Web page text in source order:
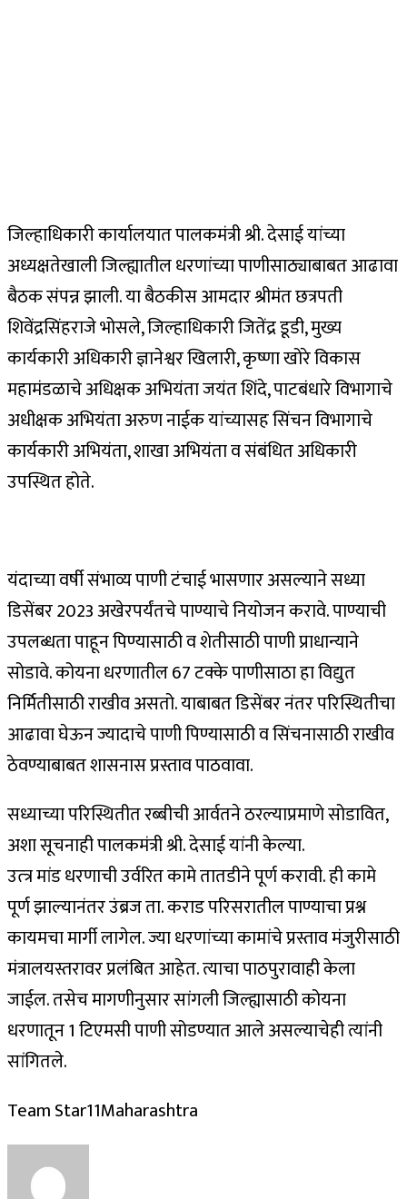
जिल्हाधिकारी कार्यालयात पालकमंत्री श्री. देसाई यांच्या
अध्यक्षतेखाली जिल्ह्यातील धरणांच्या पाणीसाठ्याबाबत आढावा
बैठक संपन्न झाली. या बैठकीस आमदार श्रीमंत छत्रपती
शिवेंद्रसिंहराजे भोसले, जिल्हाधिकारी जितेंद्र डूडी, मुख्य
कार्यकारी अधिकारी ज्ञानेश्वर खिलारी, कृष्णा खोरे विकास
महामंडळाचे अधिक्षक अभियंता जयंत शिंदे, पाटबंधारे विभागाचे
अधीक्षक अभियंता अरुण नाईक यांच्यासह सिंचन विभागाचे
कार्यकारी अभियंता, शाखा अभियंता व संबंधित अधिकारी
उपस्थित होते.
यंदाच्या वर्षी संभाव्य पाणी टंचाई भासणार असल्याने सध्या
डिसेंबर 2023 अखेरपर्यंतचे पाण्याचे नियोजन करावे. पाण्याची
उपलब्धता पाहून पिण्यासाठी व शेतीसाठी पाणी प्राधान्याने
सोडावे. कोयना धरणातील 67 टक्के पाणीसाठा हा विद्युत
निर्मितीसाठी राखीव असतो. याबाबत डिसेंबर नंतर परिस्थितीचा
आढावा घेऊन ज्यादाचे पाणी पिण्यासाठी व सिंचनासाठी राखीव
ठेवण्याबाबत शासनास प्रस्ताव पाठवावा.
सध्याच्या परिस्थितीत रब्बीची आर्वतने ठरल्याप्रमाणे सोडावित,
अशा सूचनाही पालकमंत्री श्री. देसाई यांनी केल्या.
उत्त्र मांड धरणाची उर्वरित कामे तातडीने पूर्ण करावी. ही कामे
पूर्ण झाल्यानंतर उंब्रज ता. कराड परिसरातील पाण्याचा प्रश्न
कायमचा मार्गी लागेल. ज्या धरणांच्या कामांचे प्रस्ताव मंजुरीसाठी
मंत्रालयस्तरावर प्रलंबित आहेत. त्याचा पाठपुरावाही केला
जाईल. तसेच मागणीनुसार सांगली जिल्ह्यासाठी कोयना
धरणातून 1 टिएमसी पाणी सोडण्यात आले असल्याचेही त्यांनी
सांगितले.
Team Star11Maharashtra